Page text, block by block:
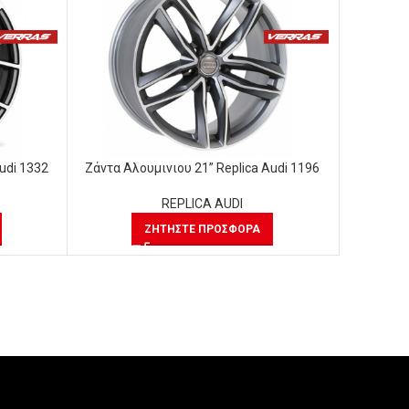
1332 Ζάντα Αλουμινιου 21” Replica Audi 1196
REPLICA AUDI
ΖΗΤΉΣΤΕ ΠΡΟΣΦΟΡΆ